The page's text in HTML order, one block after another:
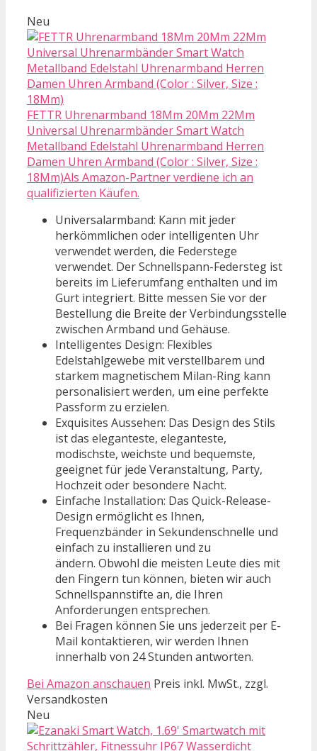
Neu
FETTR Uhrenarmband 18Mm 20Mm 22Mm
Universal Uhrenarmbänder Smart Watch
Metallband Edelstahl Uhrenarmband Herren
Damen Uhren Armband (Color : Silver, Size :
18Mm)Als Amazon-Partner verdiene ich an
qualifizierten Käufen.
Universalarmband: Kann mit jeder
herkömmlichen oder intelligenten Uhr
verwendet werden, die Federstege
verwendet. Der Schnellspann-Federsteg ist
bereits im Lieferumfang enthalten und im
Gurt integriert. Bitte messen Sie vor der
Bestellung die Breite der Verbindungsstelle
zwischen Armband und Gehäuse.
Intelligentes Design: Flexibles
Edelstahlgewebe mit verstellbarem und
starkem magnetischem Milan-Ring kann
personalisiert werden, um eine perfekte
Passform zu erzielen.
Exquisites Aussehen: Das Design des Stils
ist das eleganteste, eleganteste,
modischste, weichste und bequemste,
geeignet für jede Veranstaltung, Party,
Hochzeit oder besondere Nacht.
Einfache Installation: Das Quick-Release-
Design ermöglicht es Ihnen,
Frequenzbänder in Sekundenschnelle und
einfach zu installieren und zu
ändern. Obwohl die meisten Leute dies mit
den Fingern tun können, bieten wir auch
Schnellspannstifte an, die Ihren
Anforderungen entsprechen.
Bei Fragen können Sie uns jederzeit per E-
Mail kontaktieren, wir werden Ihnen
innerhalb von 24 Stunden antworten.
Bei Amazon anschauen Preis inkl. MwSt., zzgl.
Versandkosten
Neu